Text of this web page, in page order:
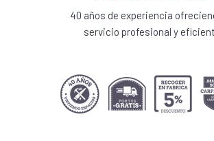
40 años de experiencia
servicio profesional y